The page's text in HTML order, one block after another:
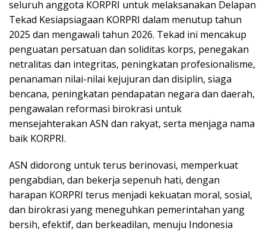
seluruh anggota KORPRI untuk melaksanakan Delapan
Tekad Kesiapsiagaan KORPRI dalam menutup tahun
2025 dan mengawali tahun 2026. Tekad ini mencakup
penguatan persatuan dan soliditas korps, penegakan
netralitas dan integritas, peningkatan profesionalisme,
penanaman nilai-nilai kejujuran dan disiplin, siaga
bencana, peningkatan pendapatan negara dan daerah,
pengawalan reformasi birokrasi untuk
mensejahterakan ASN dan rakyat, serta menjaga nama
baik KORPRI.
ASN didorong untuk terus berinovasi, memperkuat
pengabdian, dan bekerja sepenuh hati, dengan
harapan KORPRI terus menjadi kekuatan moral, sosial,
dan birokrasi yang meneguhkan pemerintahan yang
bersih, efektif, dan berkeadilan, menuju Indonesia